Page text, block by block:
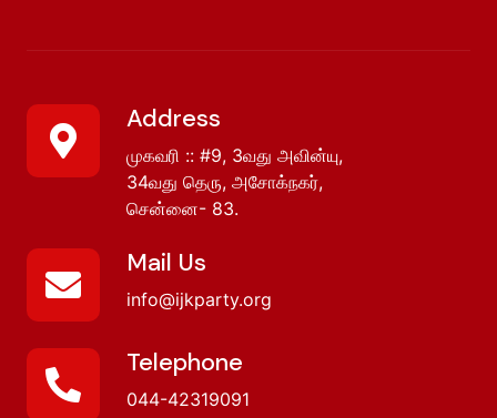
Address
முகவரி :: #9, 3வது அவின்யு,
34வது தெரு, அசோக்நகர்,
சென்னை- 83.
Mail Us
info@ijkparty.org
Telephone
044-42319091